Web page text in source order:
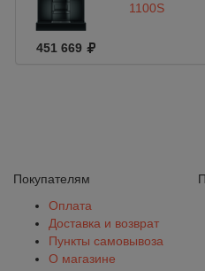
1100S
451 669
Покупателям
Оплата
Доставка и возврат
Пункты самовывоза
О магазине